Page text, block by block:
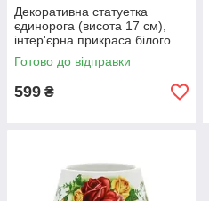
Декоративна статуетка
єдинорога (висота 17 см),
інтер'єрна прикраса білого
кольору
Готово до відправки
599 ₴